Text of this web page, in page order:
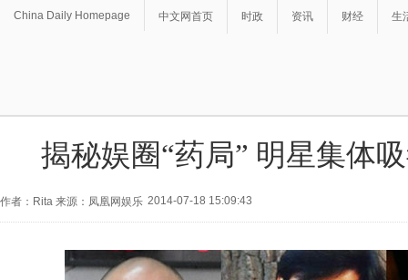
China Daily Homepage 中文网首页 时政 资讯 财经 生
揭秘娱圈“药局” 明星集体
作者：Rita 来源：凤凰网娱乐 2014-07-18 15:09:43